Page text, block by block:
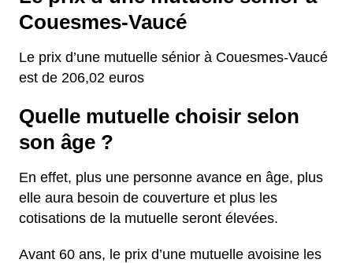
Couesmes-Vaucé
Le prix d’une mutuelle sénior à Couesmes-Vaucé
est de 206,02 euros
Quelle mutuelle choisir selon
son âge ?
En effet, plus une personne avance en âge, plus
elle aura besoin de couverture et plus les
cotisations de la mutuelle seront élevées.
Avant 60 ans, le prix d’une mutuelle avoisine les